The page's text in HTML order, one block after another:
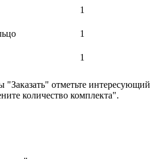
1
1
1
"Заказать" отметьте интересующий
количество комплекта".